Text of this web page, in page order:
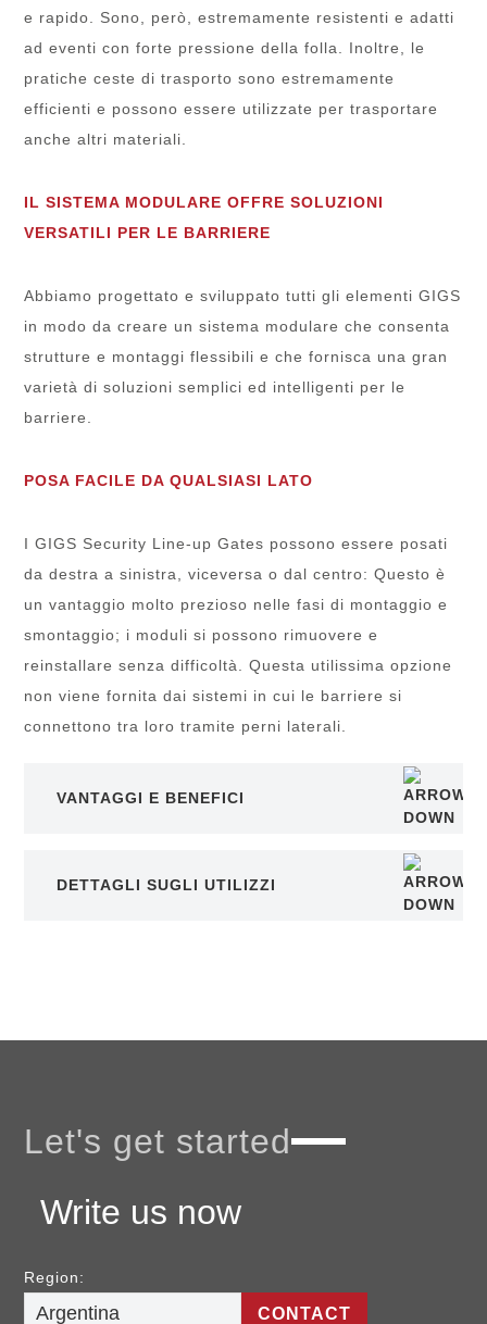
e rapido. Sono, però, estremamente resistenti e adatti
ad eventi con forte pressione della folla. Inoltre, le
pratiche ceste di trasporto sono estremamente
efficienti e possono essere utilizzate per trasportare
anche altri materiali.
IL SISTEMA MODULARE OFFRE SOLUZIONI
VERSATILI PER LE BARRIERE
Abbiamo progettato e sviluppato tutti gli elementi GIGS
in modo da creare un sistema modulare che consenta
strutture e montaggi flessibili e che fornisca una gran
varietà di soluzioni semplici ed intelligenti per le
barriere.
POSA FACILE DA QUALSIASI LATO
I GIGS Security Line-up Gates possono essere posati
da destra a sinistra, viceversa o dal centro: Questo è
un vantaggio molto prezioso nelle fasi di montaggio e
smontaggio; i moduli si possono rimuovere e
reinstallare senza difficoltà. Questa utilissima opzione
non viene fornita dai sistemi in cui le barriere si
connettono tra loro tramite perni laterali.
VANTAGGI E BENEFICI
DETTAGLI SUGLI UTILIZZI
Let's get started
Write us now
Region:
CONTACT